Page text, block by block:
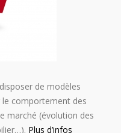
de modèles
le comportement des
marché (évolution des
Plus d’infos